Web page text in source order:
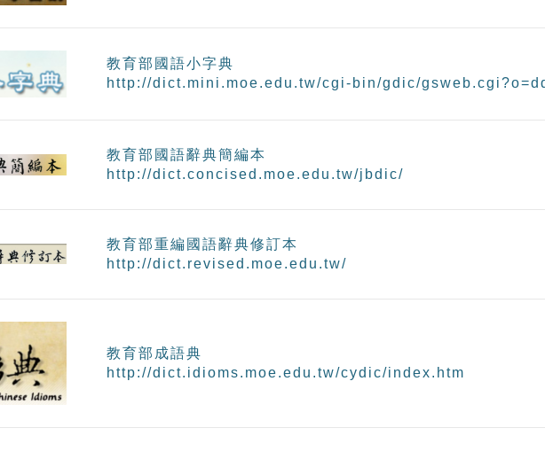
教育部國語小字典
http://dict.mini.moe.edu.tw/cgi-bin/gdic/
教育部國語辭典簡編本
http://dict.concised.moe.edu.tw/jbdic/
教育部重編國語辭典修訂本
http://dict.revised.moe.edu.tw/
教育部成語典
http://dict.idioms.moe.edu.tw/cydic/index.htm